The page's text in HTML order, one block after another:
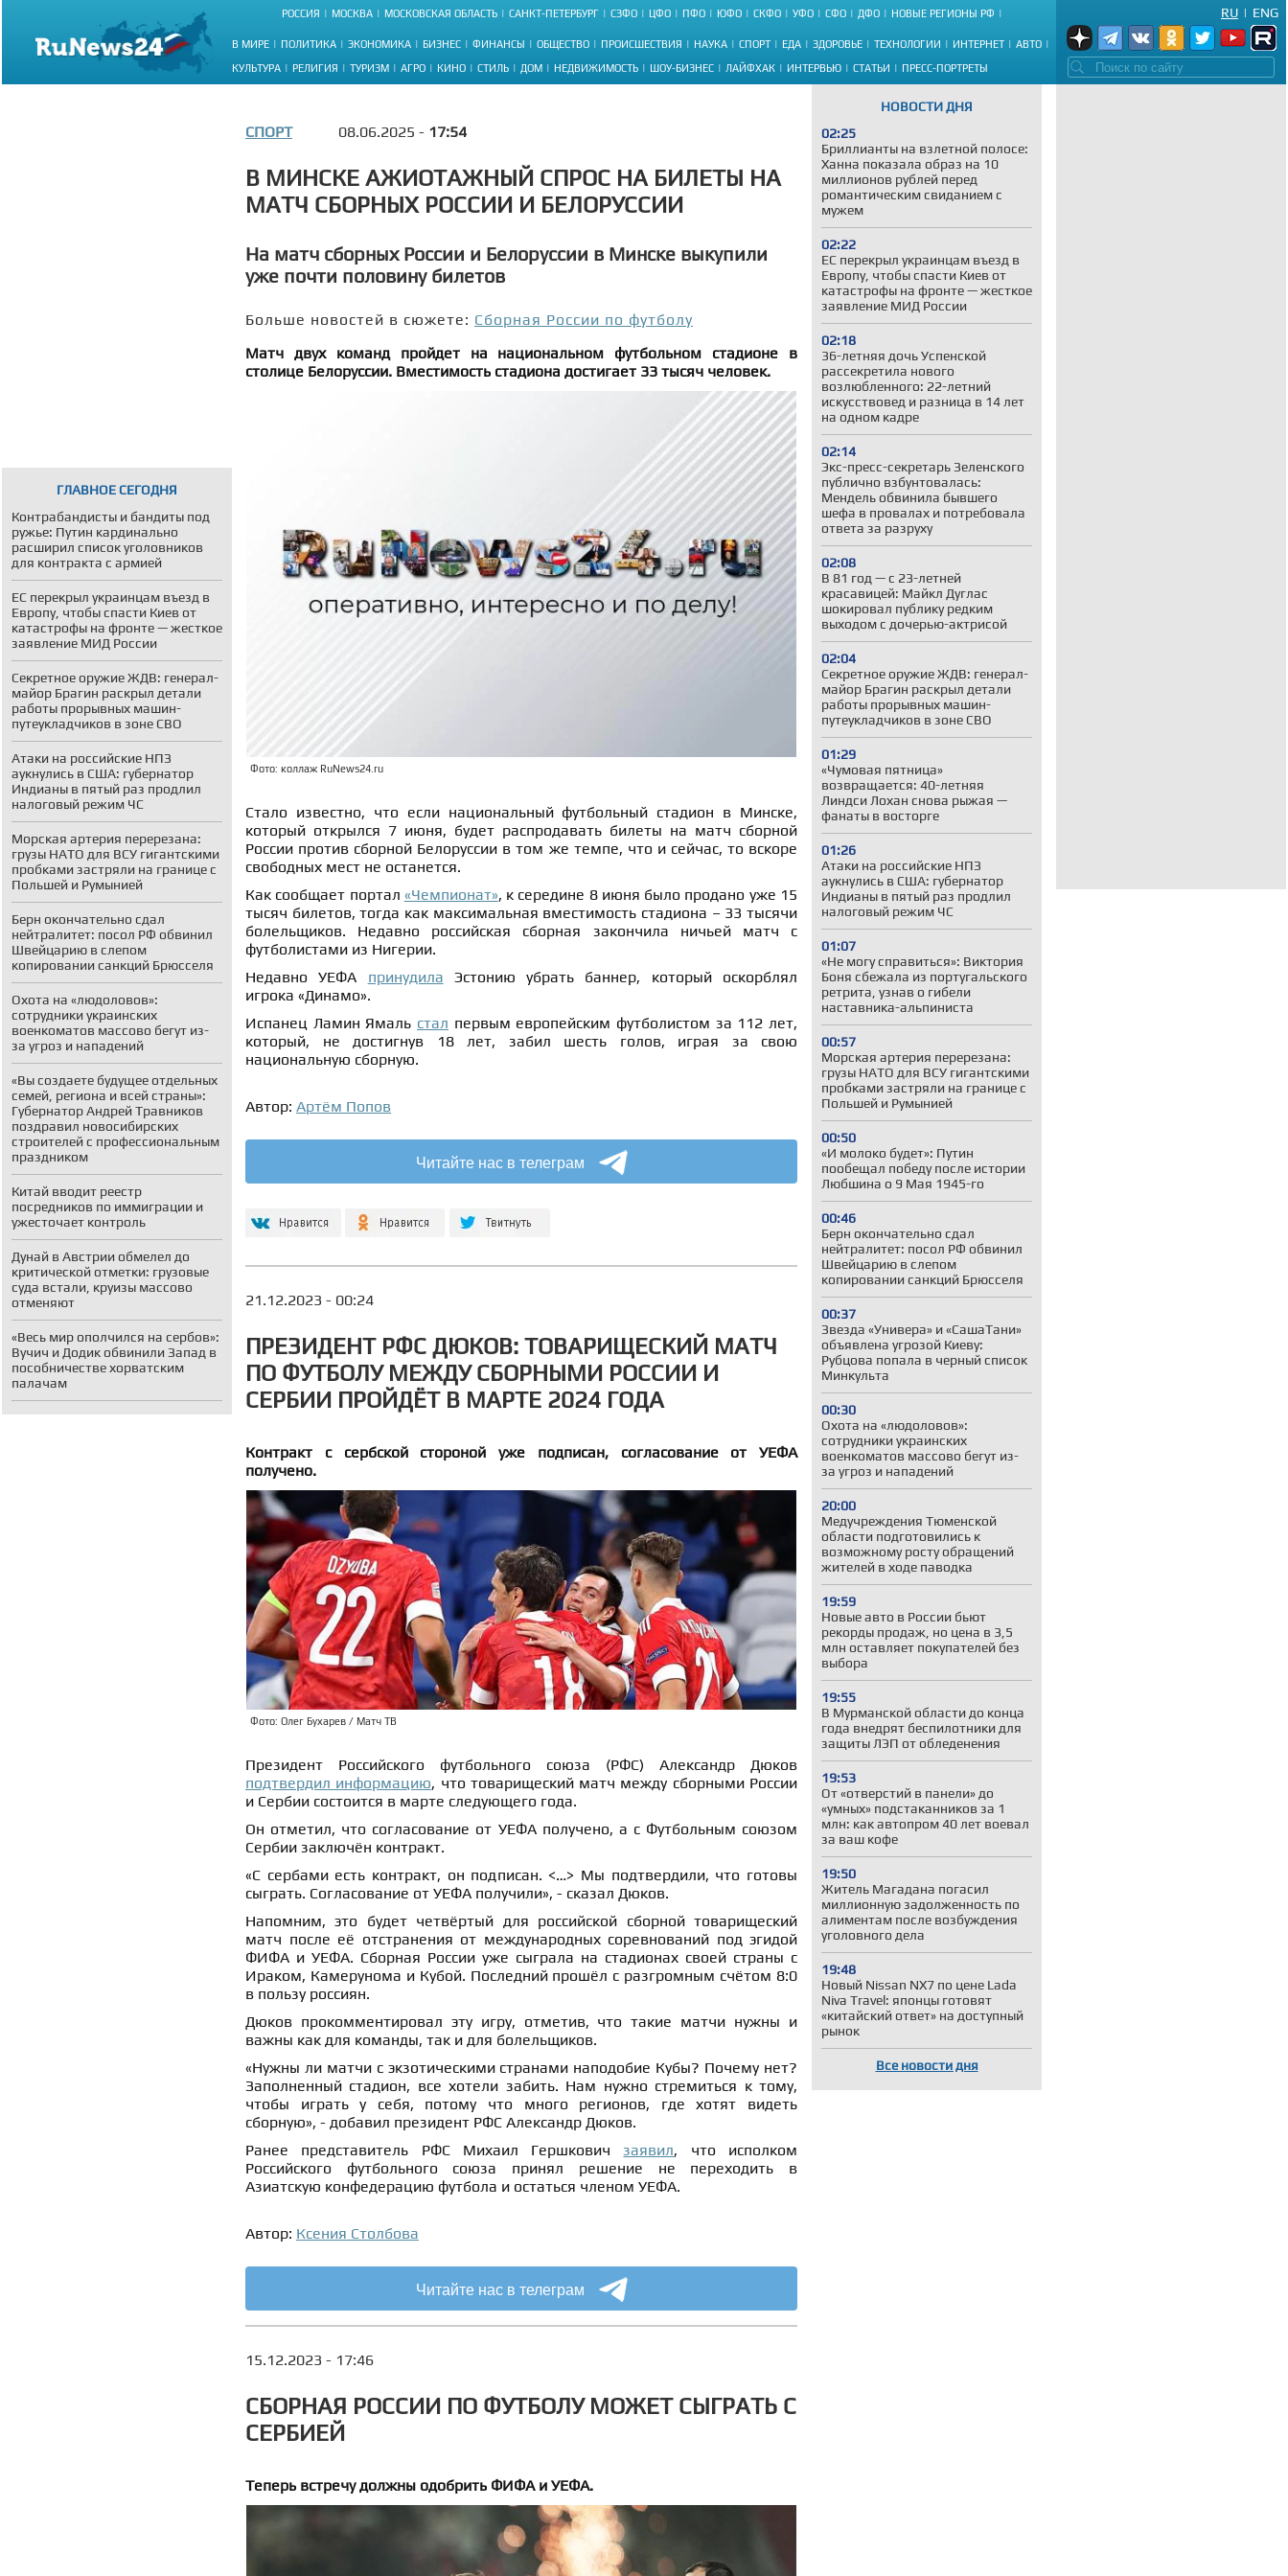
РОССИЯ МОСКВА МОСКОВСКАЯ ОБЛАСТЬ САНКТ-ПЕТЕРБУРГ СЗФО ЦФО ПФО ЮФО СКФО УФО СФО ДФО НОВЫЕ РЕГИОНЫ РФ
В МИРЕ ПОЛИТИКА ЭКОНОМИКА БИЗНЕС ФИНАНСЫ ОБЩЕСТВО ПРОИСШЕСТВИЯ НАУКА СПОРТ ЕДА ЗДОРОВЬЕ ТЕХНОЛОГИИ ИНТЕРНЕТ АВТО
КУЛЬТУРА РЕЛИГИЯ ТУРИЗМ АГРО КИНО СТИЛЬ ДОМ НЕДВИЖИМОСТЬ ШОУ-БИЗНЕС ЛАЙФХАК ИНТЕРВЬЮ СТАТЬИ ПРЕСС-ПОРТРЕТЫ
ENG
|
RU
ГЛАВНОЕ СЕГОДНЯ
Контрабандисты и бандиты под
ружье: Путин кардинально
расширил список уголовников
для контракта с армией
ЕС перекрыл украинцам въезд в
Европу, чтобы спасти Киев от
катастрофы на фронте — жесткое
заявление МИД России
Секретное оружие ЖДВ: генерал-
майор Брагин раскрыл детали
работы прорывных машин-
путеукладчиков в зоне СВО
Атаки на российские НПЗ
аукнулись в США: губернатор
Индианы в пятый раз продлил
налоговый режим ЧС
Морская артерия перерезана:
грузы НАТО для ВСУ гигантскими
пробками застряли на границе с
Польшей и Румынией
Берн окончательно сдал
нейтралитет: посол РФ обвинил
Швейцарию в слепом
копировании санкций Брюсселя
Охота на «людоловов»:
сотрудники украинских
военкоматов массово бегут из-
за угроз и нападений
«Вы создаете будущее отдельных
семей, региона и всей страны»:
Губернатор Андрей Травников
поздравил новосибирских
строителей с профессиональным
праздником
Китай вводит реестр
посредников по иммиграции и
ужесточает контроль
Дунай в Австрии обмелел до
критической отметки: грузовые
суда встали, круизы массово
отменяют
«Весь мир ополчился на сербов»:
Вучич и Додик обвинили Запад в
пособничестве хорватским
палачам
НОВОСТИ ДНЯ
02:25
Бриллианты на взлетной полосе:
Ханна показала образ на 10
миллионов рублей перед
романтическим свиданием с
мужем
02:22
ЕС перекрыл украинцам въезд в
Европу, чтобы спасти Киев от
катастрофы на фронте — жесткое
заявление МИД России
02:18
36-летняя дочь Успенской
рассекретила нового
возлюбленного: 22-летний
искусствовед и разница в 14 лет
на одном кадре
02:14
Экс-пресс-секретарь Зеленского
публично взбунтовалась:
Мендель обвинила бывшего
шефа в провалах и потребовала
ответа за разруху
02:08
В 81 год — с 23-летней
красавицей: Майкл Дуглас
шокировал публику редким
выходом с дочерью-актрисой
02:04
Секретное оружие ЖДВ: генерал-
майор Брагин раскрыл детали
работы прорывных машин-
путеукладчиков в зоне СВО
01:29
«Чумовая пятница»
возвращается: 40-летняя
Линдси Лохан снова рыжая —
фанаты в восторге
01:26
Атаки на российские НПЗ
аукнулись в США: губернатор
Индианы в пятый раз продлил
налоговый режим ЧС
01:07
«Не могу справиться»: Виктория
Боня сбежала из португальского
ретрита, узнав о гибели
наставника-альпиниста
00:57
Морская артерия перерезана:
грузы НАТО для ВСУ гигантскими
пробками застряли на границе с
Польшей и Румынией
00:50
«И молоко будет»: Путин
пообещал победу после истории
Любшина о 9 Мая 1945-го
00:46
Берн окончательно сдал
нейтралитет: посол РФ обвинил
Швейцарию в слепом
копировании санкций Брюсселя
00:37
Звезда «Универа» и «СашаТани»
объявлена угрозой Киеву:
Рубцова попала в черный список
Минкульта
00:30
Охота на «людоловов»:
сотрудники украинских
военкоматов массово бегут из-
за угроз и нападений
20:00
Медучреждения Тюменской
области подготовились к
возможному росту обращений
жителей в ходе паводка
19:59
Новые авто в России бьют
рекорды продаж, но цена в 3,5
млн оставляет покупателей без
выбора
19:55
В Мурманской области до конца
года внедрят беспилотники для
защиты ЛЭП от обледенения
19:53
От «отверстий в панели» до
«умных» подстаканников за 1
млн: как автопром 40 лет воевал
за ваш кофе
19:50
Житель Магадана погасил
миллионную задолженность по
алиментам после возбуждения
уголовного дела
19:48
Новый Nissan NX7 по цене Lada
Niva Travel: японцы готовят
«китайский ответ» на доступный
рынок
Все новости дня
СПОРТ 08.06.2025 - 17:54
В МИНСКЕ АЖИОТАЖНЫЙ СПРОС НА БИЛЕТЫ НА
МАТЧ СБОРНЫХ РОССИИ И БЕЛОРУССИИ
На матч сборных России и Белоруссии в Минске выкупили
уже почти половину билетов
Больше новостей в сюжете: Сборная России по футболу
Матч двух команд пройдет на национальном футбольном стадионе в
столице Белоруссии. Вместимость стадиона достигает 33 тысяч человек.
Фото: коллаж RuNews24.ru
Стало известно, что если национальный футбольный стадион в Минске,
который открылся 7 июня, будет распродавать билеты на матч сборной
России против сборной Белоруссии в том же темпе, что и сейчас, то вскоре
свободных мест не останется.
Как сообщает портал «Чемпионат», к середине 8 июня было продано уже 15
тысяч билетов, тогда как максимальная вместимость стадиона – 33 тысячи
болельщиков. Недавно российская сборная закончила ничьей матч с
футболистами из Нигерии.
Недавно УЕФА принудила Эстонию убрать баннер, который оскорблял
игрока «Динамо».
Испанец Ламин Ямаль стал первым европейским футболистом за 112 лет,
который, не достигнув 18 лет, забил шесть голов, играя за свою
национальную сборную.
Автор: Артём Попов
Читайте нас в телеграм
21.12.2023 - 00:24
ПРЕЗИДЕНТ РФС ДЮКОВ: ТОВАРИЩЕСКИЙ МАТЧ
ПО ФУТБОЛУ МЕЖДУ СБОРНЫМИ РОССИИ И
СЕРБИИ ПРОЙДЁТ В МАРТЕ 2024 ГОДА
Контракт с сербской стороной уже подписан, согласование от УЕФА
получено.
Фото: Олег Бухарев / Матч ТВ
Президент Российского футбольного союза (РФС) Александр Дюков
подтвердил информацию, что товарищеский матч между сборными России
и Сербии состоится в марте следующего года.
Он отметил, что согласование от УЕФА получено, а с Футбольным союзом
Сербии заключён контракт.
«С сербами есть контракт, он подписан. <…> Мы подтвердили, что готовы
сыграть. Согласование от УЕФА получили», - сказал Дюков.
Напомним, это будет четвёртый для российской сборной товарищеский
матч после её отстранения от международных соревнований под эгидой
ФИФА и УЕФА. Сборная России уже сыграла на стадионах своей страны с
Ираком, Камерунома и Кубой. Последний прошёл с разгромным счётом 8:0
в пользу россиян.
Дюков прокомментировал эту игру, отметив, что такие матчи нужны и
важны как для команды, так и для болельщиков.
«Нужны ли матчи с экзотическими странами наподобие Кубы? Почему нет?
Заполненный стадион, все хотели забить. Нам нужно стремиться к тому,
чтобы играть у себя, потому что много регионов, где хотят видеть
сборную», - добавил президент РФС Александр Дюков.
Ранее представитель РФС Михаил Гершковичзаявил, что исполком
Российского футбольного союза принял решение не переходить в
Азиатскую конфедерацию футбола и остаться членом УЕФА.
Автор: Ксения Столбова
Читайте нас в телеграм
15.12.2023 - 17:46
СБОРНАЯ РОССИИ ПО ФУТБОЛУ МОЖЕТ СЫГРАТЬ С
СЕРБИЕЙ
Теперь встречу должны одобрить ФИФА и УЕФА.